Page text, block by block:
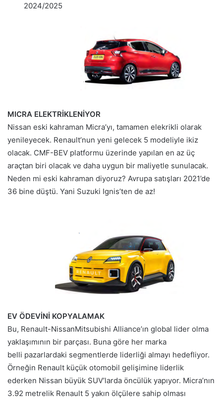
2024/2025
MICRA ELEKTRİKLENİYOR
Nissan eski kahraman Micra’yı, tamamen elekrikli olarak
yenileyecek. Renault’nun yeni gelecek 5 modeliyle ikiz
olacak. CMF-BEV platformu üzerinde yapılan en az üç
araçtan biri olacak ve daha uygun bir maliyetle sunulacak.
Neden mi eski kahraman diyoruz? Avrupa satışları 2021’de
36 bine düştü. Yani Suzuki Ignis’ten de az!
EV ÖDEVİNİ KOPYALAMAK
Bu, Renault-NissanMitsubishi Alliance’ın global lider olma
yaklaşımının bir parçası. Buna göre her marka
belli pazarlardaki segmentlerde liderliği almayı hedefliyor.
Örneğin Renault küçük otomobil gelişimine liderlik
ederken Nissan büyük SUV’larda öncülük yapıyor. Micra’nın
3.92 metrelik Renault 5 yakın ölçülere sahip olması